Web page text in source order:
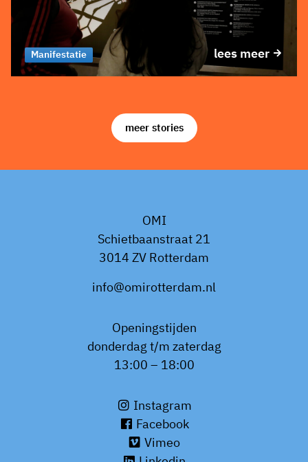
lees meer
Manifestatie
meer stories
OMI
Schietbaanstraat 21
3014 ZV Rotterdam
info@omirotterdam.nl
Openingstijden
donderdag t/m zaterdag
13:00 – 18:00
Instagram
Facebook
Vimeo